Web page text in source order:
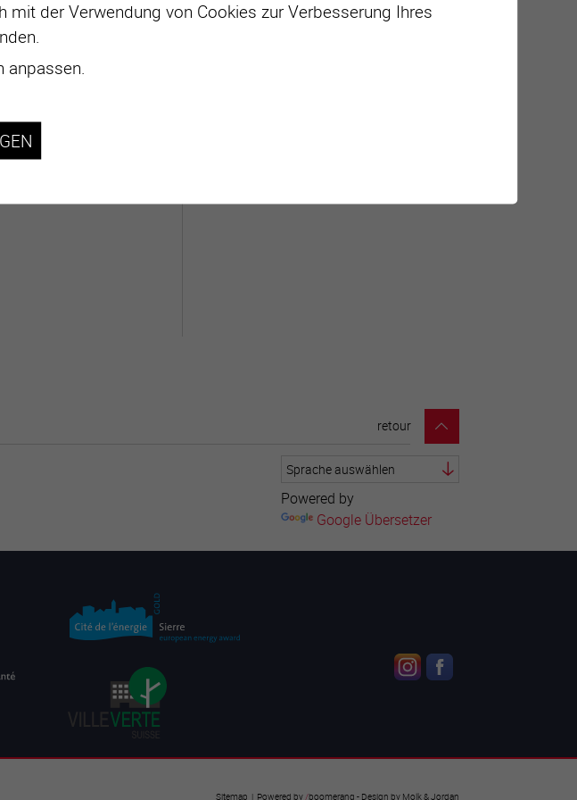
Powered by
Google Übersetzer
retour
Sitemap | Powered by /boomerang - Design by Molk & Jordan
der Verwendung von Cookies zur Verbesserung Ihres
anpassen.